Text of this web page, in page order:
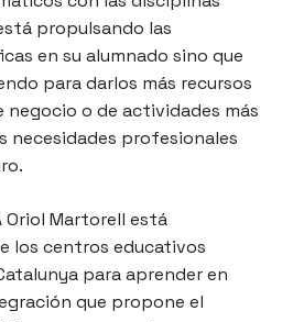
propulsando las
en su alumnado sino que
para darlos más recursos
negocio o de actividades más
necesidades profesionales
Oriol Martorell está
los centros educativos
para aprender en
que propone el